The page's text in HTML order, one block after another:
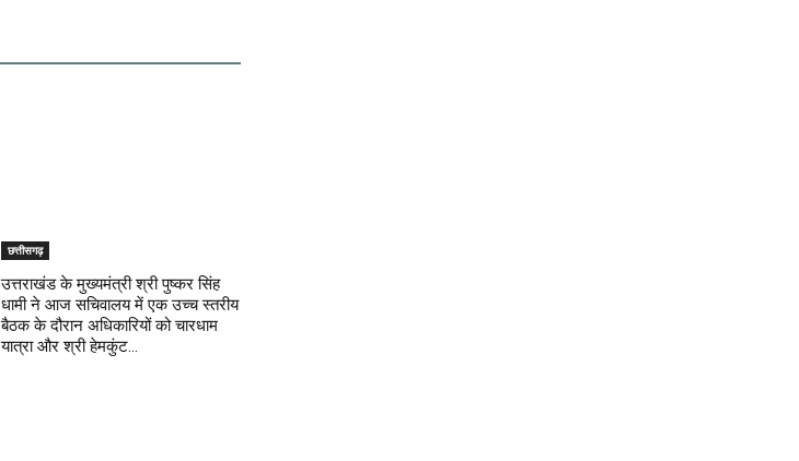
छत्तीसगढ़
उत्तराखंड के मुख्यमंत्री श्री पुष्कर सिंह
धामी ने आज सचिवालय में एक उच्च स्तरीय
बैठक के दौरान अधिकारियों को चारधाम
यात्रा और श्री हेमकुंट...